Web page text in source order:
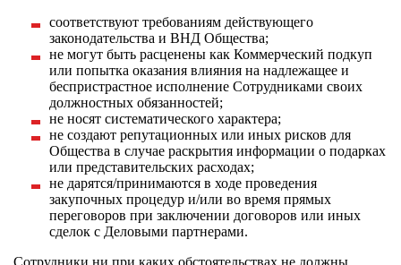
соответствуют требованиям действующего
законодательства и ВНД Общества;
не могут быть расценены как Коммерческий подкуп
или попытка оказания влияния на надлежащее и
беспристрастное исполнение Сотрудниками своих
должностных обязанностей;
не носят систематического характера;
не создают репутационных или иных рисков для
Общества в случае раскрытия информации о подарках
или представительских расходах;
не дарятся/принимаются в ходе проведения
закупочных процедур и/или во время прямых
переговоров при заключении договоров или иных
сделок с Деловыми партнерами.
Сотрудники ни при каких обстоятельствах не должны